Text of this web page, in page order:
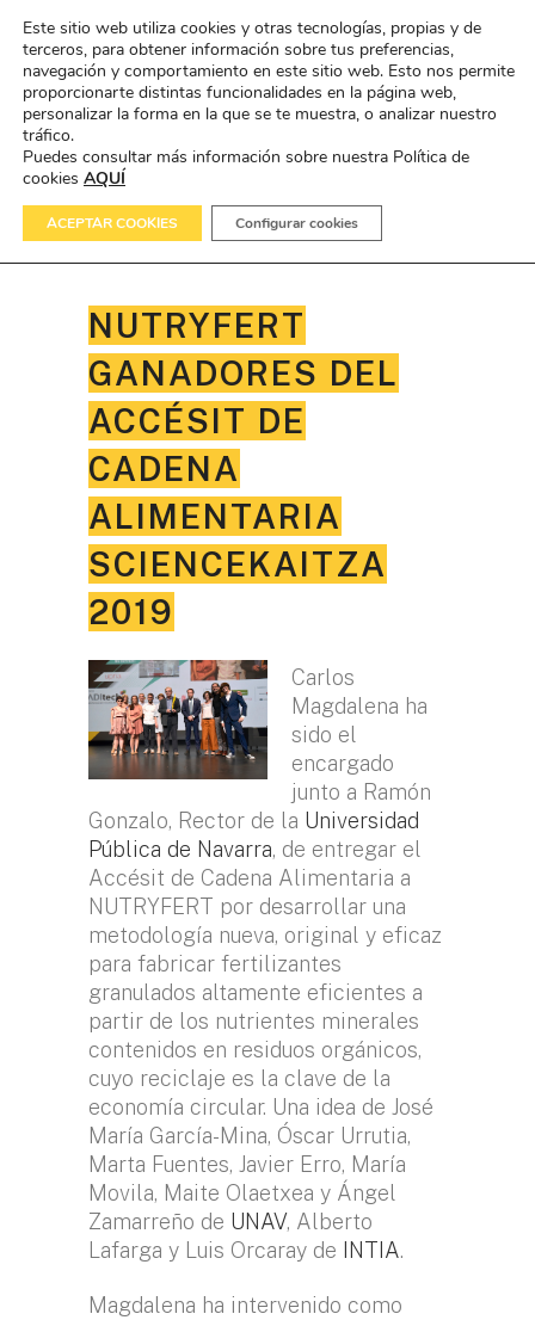
NUTRYFERT
GANADORES DEL
ACCÉSIT DE
CADENA
ALIMENTARIA
SCIENCEKAITZA
2019
Carlos
Magdalena ha
sido el
encargado
junto a Ramón
Gonzalo, Rector de la Universidad
Pública de Navarra, de entregar el
Accésit de Cadena Alimentaria a
NUTRYFERT por desarrollar una
metodología nueva, original y eficaz
para fabricar fertilizantes
granulados altamente eficientes a
partir de los nutrientes minerales
contenidos en residuos orgánicos,
cuyo reciclaje es la clave de la
economía circular. Una idea de José
María García-Mina, Óscar Urrutia,
Marta Fuentes, Javier Erro, María
Movila, Maite Olaetxea y Ángel
Zamarreño de UNAV, Alberto
Lafarga y Luis Orcaray de
INTIA.
Magdalena ha intervenido como
Este sitio web utiliza cookies y otras tecnologías, propias y de
terceros, para obtener información sobre tus preferencias,
navegación y comportamiento en este sitio web. Esto nos permite
proporcionarte distintas funcionalidades en la página web,
personalizar la forma en la que se te muestra, o analizar nuestro
tráfico.
Puedes consultar más información sobre nuestra Política de
cookies AQUÍ
ACEPTAR COOKIES Configurar cookies